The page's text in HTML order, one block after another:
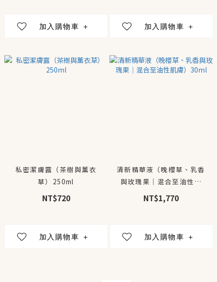
私密潔膚露（茶樹與薰衣
草）250ml
NT$720
清新精華液（晚櫻草、乳香
與玫瑰果｜混合至油性肌
膚）30ml
NT$1,770